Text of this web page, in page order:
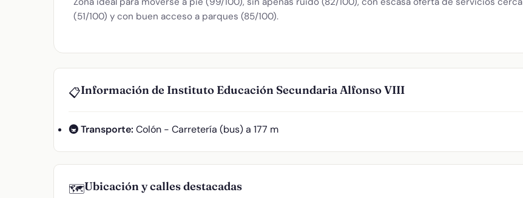
(51/100) y con buen acceso a parques (85/100).
📋Información de Instituto Educación Secundaria Alfonso VIII
🚇 Transporte: Colón - Carretería (bus) a 177 m
🗺️Ubicación y calles destacadas